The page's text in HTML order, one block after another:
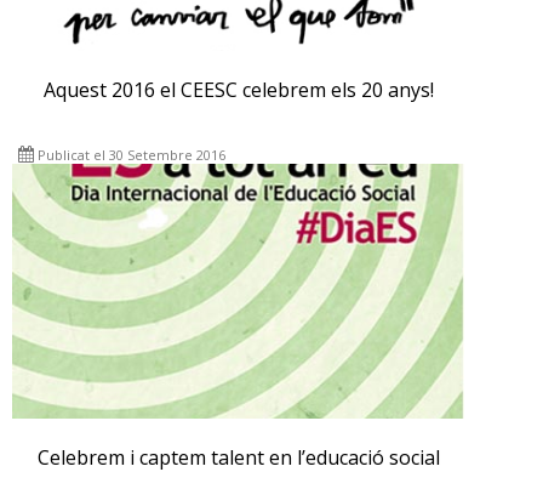
Aquest 2016 el CEESC celebrem els 20 anys!
Publicat el 30 Setembre 2016
Celebrem i captem talent en l’educació social